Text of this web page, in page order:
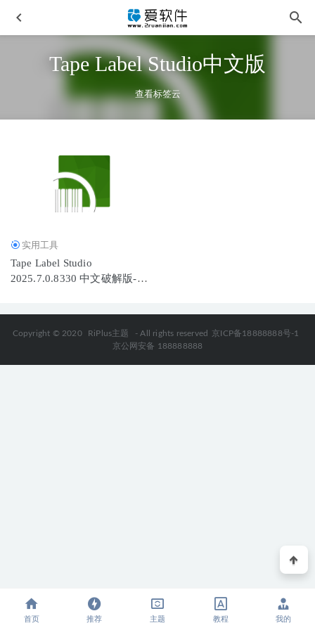
Tape Label Studio中文版
查看标签云
实用工具
Tape Label Studio
2025.7.0.8330 中文破解版-条
Copyright © 2020 RiPlus主题 - All rights reserved
京ICP备18888888号-1
京公网安备 188888888
Ashampoo Photo Optimizer v11.0.0.10 中文便携版-图片智能
优化工具 2026-02-01
Adobe Lightroom Classic 2025 v14.4.0.8 中文激活版
WPS Office 2019专业增强版 v11.8.2.12330 永久激活版
2025-11-25
Axialis IconWorkshop v6.96 64位中文专业版
首页 推荐 主题 教程 我的